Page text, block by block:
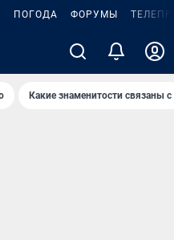
ПОГОДА ФОРУМЫ
Какие знаменитости связаны